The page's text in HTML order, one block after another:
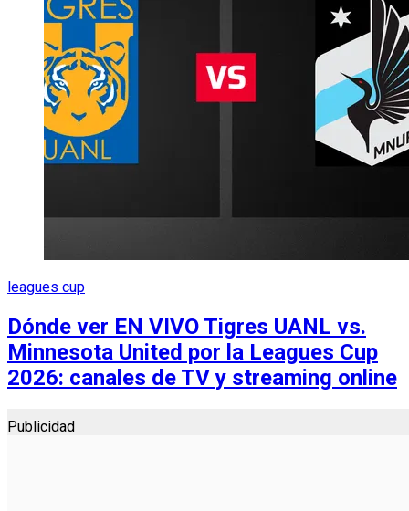
leagues cup
Dónde ver EN VIVO Tigres UANL vs.
Minnesota United por la Leagues Cup
2026: canales de TV y streaming online
Publicidad